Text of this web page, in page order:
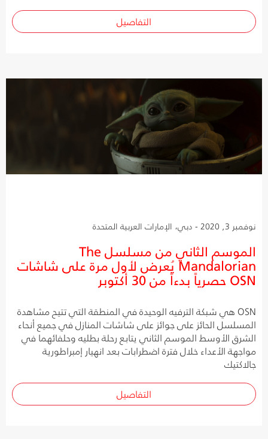
التفاصيل
نوفمبر 3, 2020 - دبي، الإمارات العربية المتحدة
الموسم الثاني من مسلسل The
Mandalorian يُعرض لأول مرة على شاشات
OSN حصرياً بدءاً من 30 أكتوبر
OSN هي شبكة الترفيه الوحيدة في المنطقة التي تتيح مشاهدة
المسلسل الحائز على جوائز على شاشات المنازل في جميع أنحاء
الشرق الأوسط الموسم الثاني يتابع رحلة بطليه وحلفائهما في
مواجهة الأعداء خلال فترة اضطرابات بعد انهيار إمبراطورية
جالاكتيك
التفاصيل